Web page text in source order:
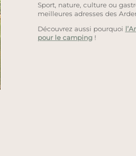
Sport, nature, culture ou
meilleures adresses des
Découvrez aussi pourquoi
pour le camping!